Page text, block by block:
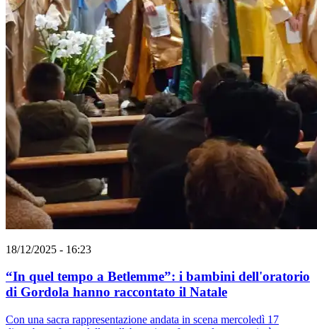
18/12/2025 - 16:23
“In quel tempo a Betlemme”: i bambini dell'oratorio
di Gordola hanno raccontato il Natale
Con una sacra rappresentazione andata in scena mercoledì 17